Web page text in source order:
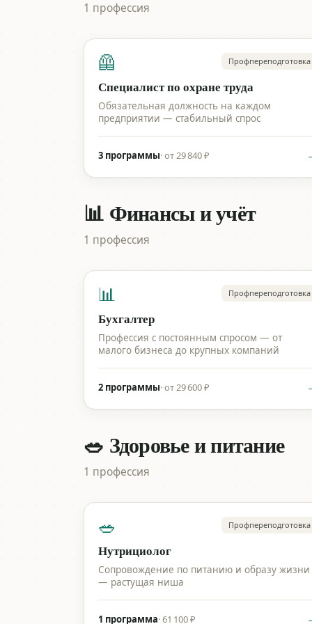
1 профессия
🦺 Профпереподготовка
Специалист по охране труда
Обязательная должность на каждом
предприятии — стабильный спрос
3 программы·от 29 840 ₽
📊 Финансы и учёт
1 профессия
📊 Профпереподготовка
Бухгалтер
Профессия с постоянным спросом — от
малого бизнеса до крупных компаний
2 программы·от 29 600 ₽
🥗 Здоровье и питание
1 профессия
🥗 Профпереподготовка
Нутрициолог
Сопровождение по питанию и образу жизни
— растущая ниша
1 программа·61 100 ₽